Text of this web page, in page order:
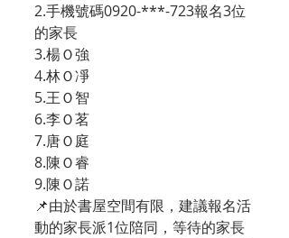
2.手機號碼0920-***-723報名3位
的家長
3.楊Ｏ強
4.林Ｏ凈
5.王Ｏ智
6.李Ｏ茗
7.唐Ｏ庭
8.陳Ｏ睿
9.陳Ｏ諾
📌由於書屋空間有限，建議報名活
動的家長派1位陪同，等待的家長